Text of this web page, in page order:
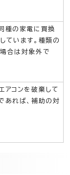
種の家電に買換
ています。種類の
合は対象外で
アコンを破棄して
あれば、補助の対